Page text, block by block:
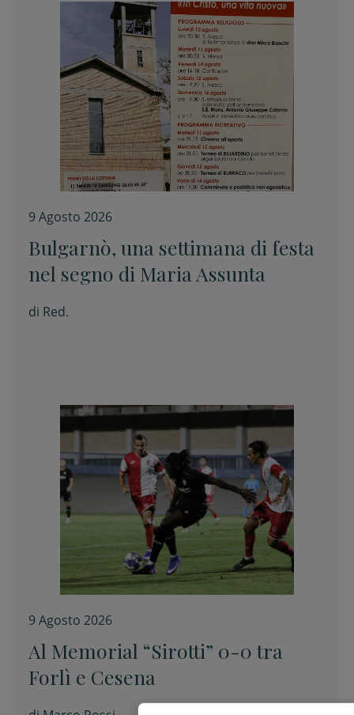
9 Agosto 2026
Bulgarnò, una settimana di festa
nel segno di Maria Assunta
di Red.
9 Agosto 2026
Al Memorial “Sirotti” 0-0 tra
Forlì e Cesena